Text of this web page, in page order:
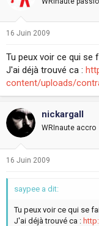
16 Juin 2009
Tu peux voir ce qui se
J'ai déjà trouvé ca :
content/uploads/
nickargall
WRInaute accro
16 Juin 2009
saypee a dit:
Tu peux voir ce qui se
J'ai déjà trouvé ca :